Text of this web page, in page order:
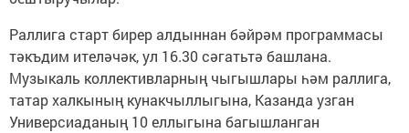
Раллига старт бирер алдыннан бәйрәм программасы
тәкъдим ителәчәк, ул 16.30 сәгатьтә башлана.
Музыкаль коллективларның чыгышлары һәм раллига,
татар халкының кунакчыллыгына, Казанда узган
Универсиаданың 10 еллыгына багышланган